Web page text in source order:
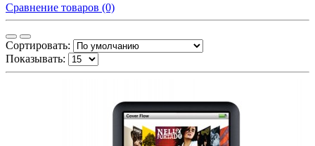
Сравнение товаров (0)
Сортировать:
Показывать: